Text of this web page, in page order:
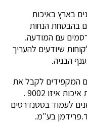
בארץ באיכות
בהבטחת הנחות
עם המודעה.
שיודעים להעריך
הבניה.
המקפידים לקבל את
כל תווי התקן המוכרים בארץ ,כולל בקרת איכות איזו 9002 .
לעמוד בסטנדרטים
בע"מ.